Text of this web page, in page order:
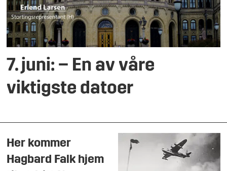
7. juni: – En av våre
viktigste datoer
Her kommer
Hagbard Falk hjem